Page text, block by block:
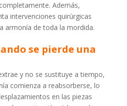
Además,
intervenciones quirúrgicas
armonía de toda la mordida.
se pierde una
y no se sustituye a tiempo,
comienza a reabsorberse, lo
en las piezas